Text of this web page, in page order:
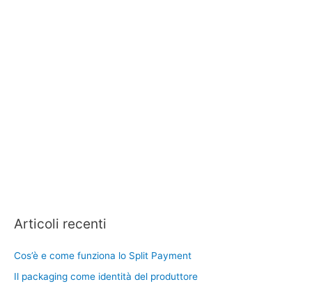
Articoli recenti
Cos’è e come funziona lo Split Payment
Il packaging come identità del produttore